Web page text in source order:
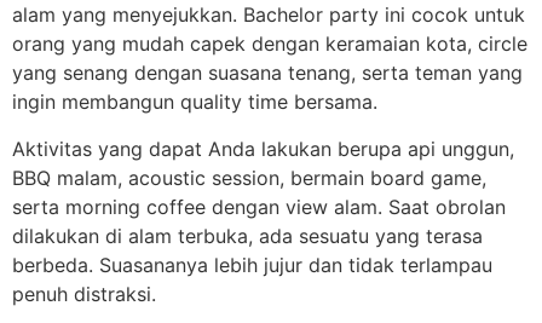
alam yang menyejukkan. Bachelor party ini cocok untuk
orang yang mudah capek dengan keramaian kota, circle
yang senang dengan suasana tenang, serta teman yang
ingin membangun quality time bersama.
Aktivitas yang dapat Anda lakukan berupa api unggun,
BBQ malam, acoustic session, bermain board game,
serta morning coffee dengan view alam. Saat obrolan
dilakukan di alam terbuka, ada sesuatu yang terasa
berbeda. Suasananya lebih jujur dan tidak terlampau
penuh distraksi.